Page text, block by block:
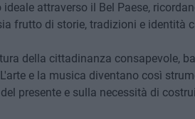
attraverso il Bel Paese,
frutto di storie, tradizioni e identità
della cittadinanza consapevole,
e la musica diventano così
presente e sulla necessità di